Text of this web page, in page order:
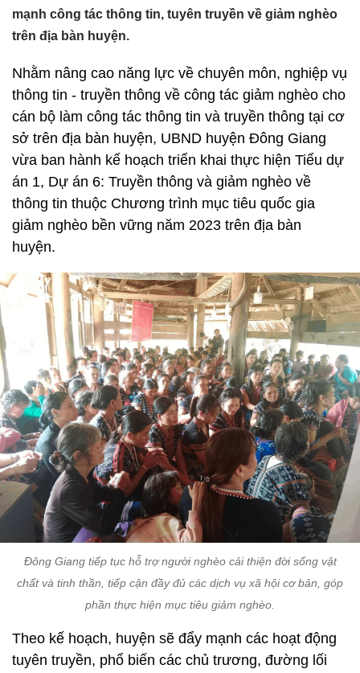
mạnh công tác thông tin, tuyên truyền về giảm nghèo
trên địa bàn huyện.
Nhằm nâng cao năng lực về chuyên môn, nghiệp vụ
thông tin - truyền thông về công tác giảm nghèo cho
cán bộ làm công tác thông tin và truyền thông tại cơ
sở trên địa bàn huyện, UBND huyện Đông Giang
vừa ban hành kế hoạch triển khai thực hiện Tiểu dự
án 1, Dự án 6: Truyền thông và giảm nghèo về
thông tin thuộc Chương trình mục tiêu quốc gia
giảm nghèo bền vững năm 2023 trên địa bàn
huyện.
Đông Giang tiếp tục hỗ trợ người nghèo cải thiện đời sống vật
chất và tinh thần, tiếp cận đầy đủ các dịch vụ xã hội cơ bản, góp
phần thực hiện mục tiêu giảm nghèo.
Theo kế hoạch, huyện sẽ đẩy mạnh các hoạt động
tuyên truyền, phổ biến các chủ trương, đường lối